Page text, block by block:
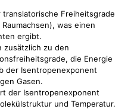
translatorische Freiheitsgrade
was einen
ergibt.
zusätzlich zu den
die Energie
der Isentropenexponent
Gasen.
der Isentropenexponent
und Temperatur.